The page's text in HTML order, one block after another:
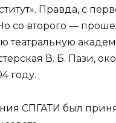
Правда, с
со второго —
театральную
В. Б. Пази,
году.
СПГАТИ был